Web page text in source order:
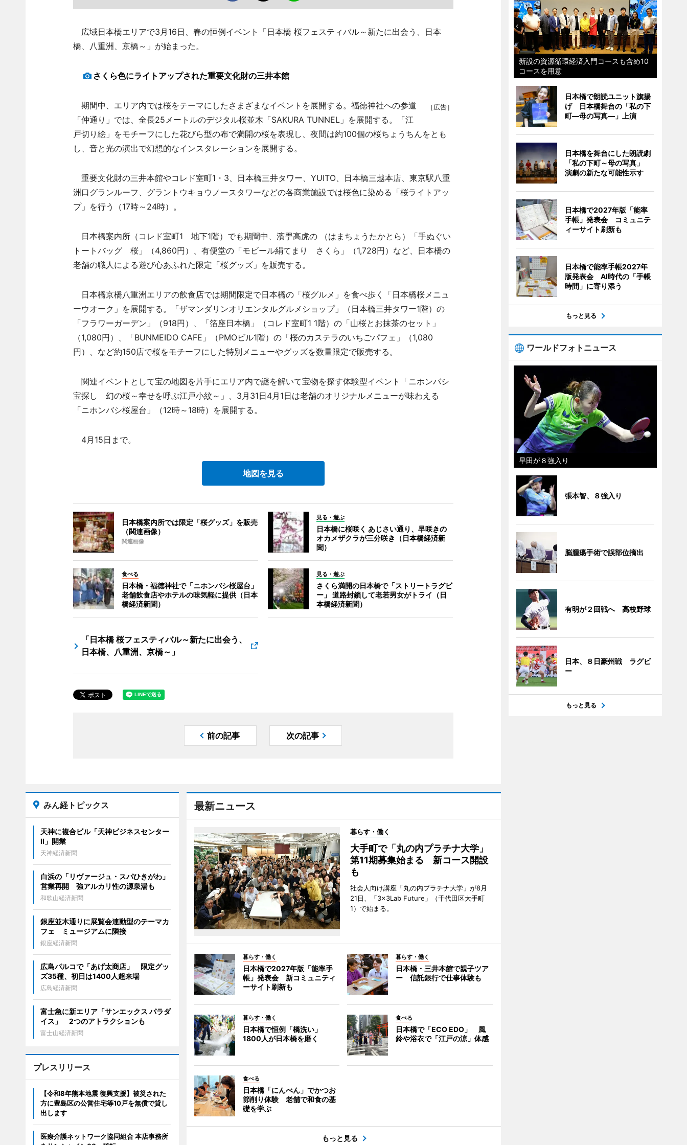
広域日本橋エリアで3月16日、春の恒例イベント「日本橋 桜フェスティバル～新たに出会う、日本
橋、八重洲、京橋～」が始まった。
さくら色にライトアップされた重要文化財の三井本館
［広告］
期間中、エリア内では桜をテーマにしたさまざまなイベントを展開する。福徳神社への参道
「仲通り」では、全長25メートルのデジタル桜並木「SAKURA TUNNEL」を展開する。「江
戸切り絵」をモチーフにした花びら型の布で満開の桜を表現し、夜間は約100個の桜ちょうちんをとも
し、音と光の演出で幻想的なインスタレーションを展開する。
重要文化財の三井本館やコレド室町1・3、日本橋三井タワー、YUITO、日本橋三越本店、東京駅八重
洲口グランルーフ、グラントウキョウノースタワーなどの各商業施設では桜色に染める「桜ライトアッ
プ」を行う（17時～24時）。
日本橋案内所（コレド室町1 地下1階）でも期間中、濱甼高虎の （はまちょうたかとら）「手ぬぐい
トートバッグ 桜」（4,860円）、有便堂の「モビール絹てまり さくら」（1,728円）など、日本橋の
老舗の職人による遊び心あふれた限定「桜グッズ」を販売する。
日本橋京橋八重洲エリアの飲食店では期間限定で日本橋の「桜グルメ」を食べ歩く「日本橋桜メニュ
ーウオーク」を展開する。「ザマンダリンオリエンタルグルメショップ」（日本橋三井タワー1階）の
「フラワーガーデン」（918円）、「箔座日本橋」（コレド室町1 1階）の「山桜とお抹茶のセット」
（1,080円）、「BUNMEIDO CAFE」（PMOビル1階）の「桜のカステラのいちごパフェ」（1,080
円）、など約150店で桜をモチーフにした特別メニューやグッズを数量限定で販売する。
関連イベントとして宝の地図を片手にエリア内で謎を解いて宝物を探す体験型イベント「ニホンバシ
宝探し 幻の桜～幸せを呼ぶ江戸小紋～」、3月31日4月1日は老舗のオリジナルメニューが味わえる
「ニホンバシ桜屋台」（12時～18時）を展開する。
4月15日まで。
地図を見る
日本橋案内所では限定「桜グッズ」を販売
（関連画像）
関連画像
見る・遊ぶ
日本橋に桜咲く あじさい通り、早咲きの
オカメザクラが三分咲き（日本橋経済新
聞）
食べる
日本橋・福徳神社で「ニホンバシ桜屋台」
老舗飲食店やホテルの味気軽に提供（日本
橋経済新聞）
見る・遊ぶ
さくら満開の日本橋で「ストリートラグビ
ー」 道路封鎖して老若男女がトライ（日
本橋経済新聞）
「日本橋 桜フェスティバル～新たに出会う、
日本橋、八重洲、京橋～」
前の記事 次の記事
最新ニュース
暮らす・働く
大手町で「丸の内プラチナ大学」
第11期募集始まる 新コース開設
も
社会人向け講座「丸の内プラチナ大学」が8月
21日、「3×3Lab Future」（千代田区大手町
1）で始まる。
暮らす・働く
日本橋で2027年版「能率手
帳」発表会 新コミュニティ
ーサイト刷新も
暮らす・働く
日本橋・三井本館で親子ツア
ー 信託銀行で仕事体験も
暮らす・働く
日本橋で恒例「橋洗い」
1800人が日本橋を磨く
食べる
日本橋で「ECO EDO」 風
鈴や浴衣で「江戸の涼」体感
食べる
日本橋「にんべん」でかつお
節削り体験 老舗で和食の基
礎を学ぶ
もっと見る
みん経トピックス
天神に複合ビル「天神ビジネスセンター
II」開業
天神経済新聞
白浜の「リヴァージュ・スパひきがわ」
営業再開 強アルカリ性の源泉湯も
和歌山経済新聞
銀座並木通りに展覧会連動型のテーマカ
フェ ミュージアムに隣接
銀座経済新聞
広島パルコで「あげ太商店」 限定グッ
ズ35種、初日は1400人超来場
広島経済新聞
富士急に新エリア「サンエックス パラダ
イス」 2つのアトラクションも
富士山経済新聞
プレスリリース
【令和8年熊本地震 復興支援】被災された
方に豊島区の公営住宅等10戸を無償で貸し
出します
医療介護ネットワーク協同組合 本店事務所
新設の資源循環経済入門コースも含め10
コースを用意
日本橋で朗読ユニット旗揚
げ 日本橋舞台の「私の下
町―母の写真―」上演
日本橋を舞台にした朗読劇
「私の下町～母の写真」
演劇の新たな可能性示す
日本橋で2027年版「能率
手帳」発表会 コミュニテ
ィーサイト刷新も
日本橋で能率手帳2027年
版発表会 AI時代の「手帳
時間」に寄り添う
もっと見る
ワールドフォトニュース
早田が８強入り
張本智、８強入り
脳腫瘍手術で誤部位摘出
有明が２回戦へ 高校野球
日本、８日豪州戦 ラグビ
ー
もっと見る